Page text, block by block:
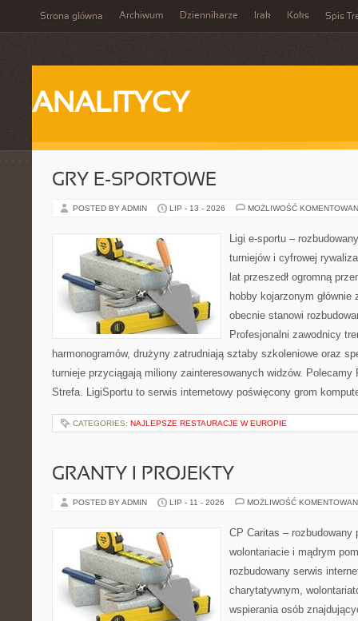
Strona główna Archiwum Dziennikarze Irak Koks Spis
ANALITYCY
GRY E-SPORTOWE
POSTED BY ADMIN LIP - 13 - 2026 MOŻLIWOŚĆ
Ligi e-sportu –
turniejów i cyfrowej
lat przeszedł ogromną
hobby kojarzonym
obecnie stanowi
Profesjonalni zawodnicy
harmonogramów, drużyny zatrudniają sztaby szkoleniowe oraz
turnieje przyciągają miliony zainteresowanych widzów.
Strefa. LigiSportu to serwis internetowy poświęcony grom
CATEGORIES: NAJLEPSZE RESTAURACJE W EUROPIE
GRANTY I PROJEKTY
POSTED BY ADMIN LIP - 11 - 2026 MOŻLIWOŚĆ
CP Caritas – rozbudowany
wolontariacie i mądrym
rozbudowany serwis
charytatywnym,
wspierania osób